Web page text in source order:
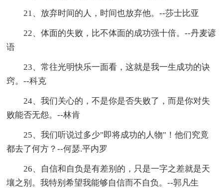
21、放弃时间的人，时间也放弃他。--莎士比亚
22、体面的失败，比不体面的成功强十倍。--丹麦谚
语
23、常往光明快乐一面看，这就是我一生成功的诀
窍。--科克
24、我们关心的，不是你是否失败了，而是你对失
败能否无怨。--林肯
25、我们听说过多少"即将成功的人物"！他们究竟
都去了何方？--何瑟.平内罗
26、自信和自负是有差别的，只是一字之差就是天
壤之别。我特别希望我能够自信而不自负。--郭凡生